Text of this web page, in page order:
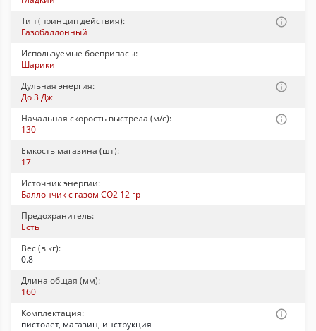
Тип (принцип действия):
Газобаллонный
Используемые боеприпасы:
Шарики
Дульная энергия:
До 3 Дж
Начальная скорость выстрела (м/с):
130
Емкость магазина (шт):
17
Источник энергии:
Баллончик с газом CO2 12 гр
Предохранитель:
Есть
Вес (в кг):
0.8
Длина общая (мм):
160
Комплектация:
пистолет, магазин, инструкция